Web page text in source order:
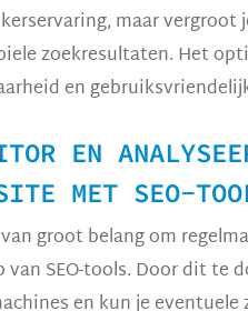
maar vergroot
zoekresultaten. Het
en
EN
MET SEO-
groot belang om
van SEO-tools. Door dit te